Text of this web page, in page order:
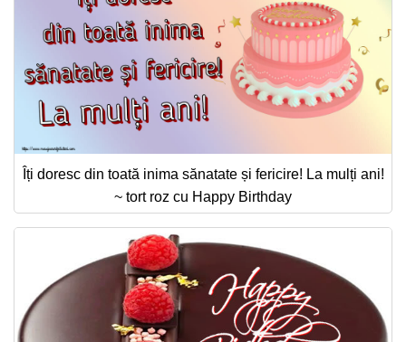
Îți doresc din toată inima sănatate și fericire! La mulți ani!
~ tort roz cu Happy Birthday